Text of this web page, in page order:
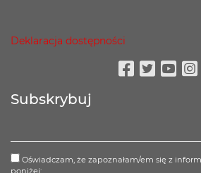
Deklaracja dostępności
Subskrybuj
Oświadczam, że zapoznałam/em się z